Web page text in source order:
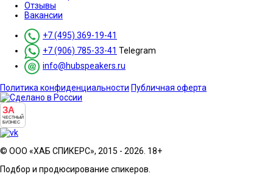
Отзывы
Вакансии
+7 (495) 369-19-41
+7 (906) 785-33-41 Telegram
info@hubspeakers.ru
Политика конфиденциальности Публичная оферта
ЗА
ЧЕСТНЫЙ
БИЗНЕС
© ООО «ХАБ СПИКЕРС», 2015 - 2026. 18+
Подбор и продюсирование спикеров.